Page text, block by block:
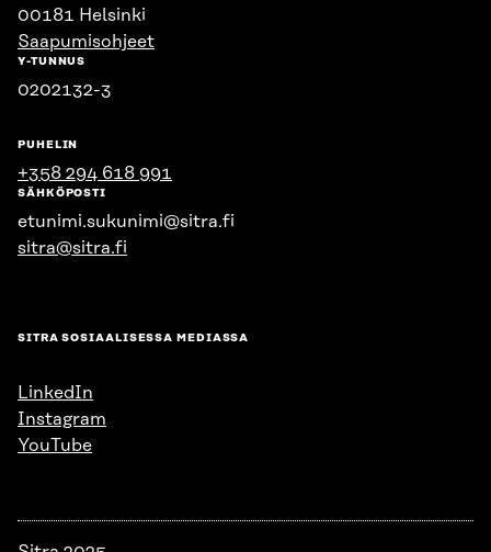
00181 Helsinki
Saapumisohjeet
Y-TUNNUS
0202132-3
PUHELIN
+358 294 618 991
SÄHKÖPOSTI
etunimi.sukunimi@sitra.fi
sitra@sitra.fi
SITRA SOSIAALISESSA MEDIASSA
LinkedIn
Instagram
YouTube